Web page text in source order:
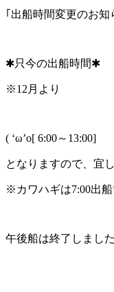
｢出船時間変更のお知
✱只今の出船時間✱
※12月より
( ‘ω’o[ 6:00～13:00]
となりますので、宜
※カワハギは7:00出
午後船は終了しました